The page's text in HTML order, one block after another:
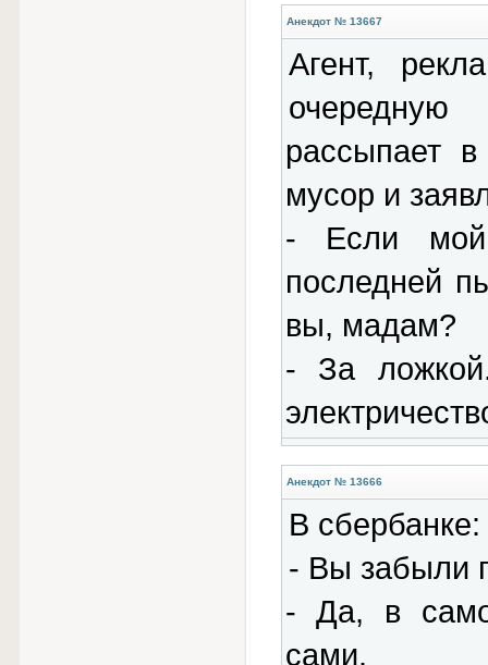
Анекдот № 13667
Агент,
рассыпает
мусор и
- Если мой
последней
вы, мадам?
- За
Анекдот № 13666
В сбербанке:
- Вы забыли
- Да, в
сами.